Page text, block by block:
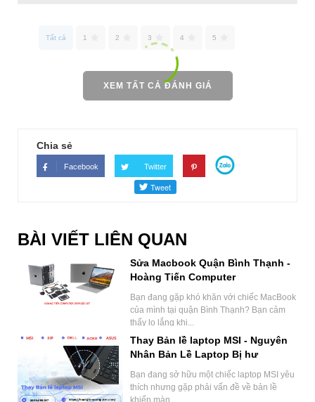
Tất cả 1 2 3 4 5
XEM TẤT CẢ ĐÁNH GIÁ
Chia sẻ
Facebook Twitter
BÀI VIẾT LIÊN QUAN
Sửa Macbook Quận Bình Thạnh -
Hoàng Tiến Computer
Bạn đang gặp khó khăn với chiếc MacBook
của mình tại quận Bình Thạnh? Bạn cảm
thấy lo lắng khi...
Thay Bản lề laptop MSI - Nguyên
Nhân Bản Lề Laptop Bị hư
Bạn đang sở hữu một chiếc laptop MSI yêu
thích nhưng gặp phải vấn đề về bản lề
khiến màn...